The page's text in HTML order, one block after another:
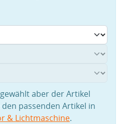
aber der Artikel
passenden Artikel in
& Lichtmaschine.